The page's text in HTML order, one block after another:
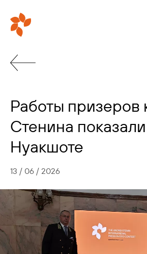
Работы призеров
Стенина
Нуакшоте
13 / 06 / 2026